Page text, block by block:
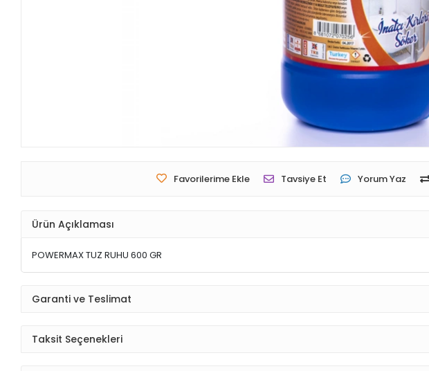
Favorilerime Ekle Tavsiye Et Yorum Yaz
Ürün Açıklaması
POWERMAX TUZ RUHU 600 GR
Garanti ve Teslimat
Taksit Seçenekleri